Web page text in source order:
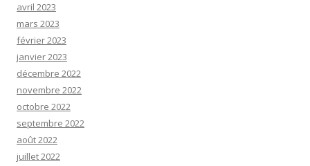
avril 2023
mars 2023
février 2023
janvier 2023
décembre 2022
novembre 2022
octobre 2022
septembre 2022
août 2022
juillet 2022